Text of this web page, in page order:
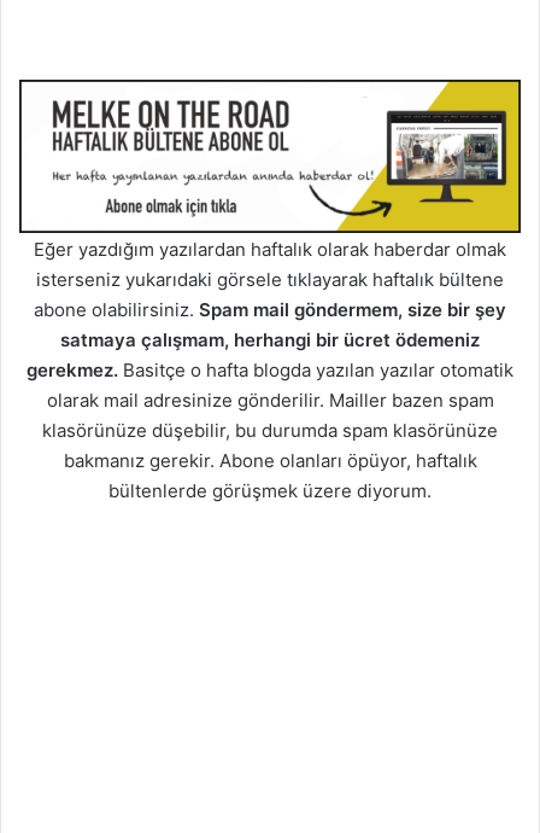
Eğer yazdığım yazılardan haftalık olarak haberdar olmak
isterseniz yukarıdaki görsele tıklayarak haftalık bültene
abone olabilirsiniz. Spam mail göndermem, size bir şey
satmaya çalışmam, herhangi bir ücret ödemeniz
gerekmez. Basitçe o hafta blogda yazılan yazılar otomatik
olarak mail adresinize gönderilir. Mailler bazen spam
klasörünüze düşebilir, bu durumda spam klasörünüze
bakmanız gerekir. Abone olanları öpüyor, haftalık
bültenlerde görüşmek üzere diyorum.